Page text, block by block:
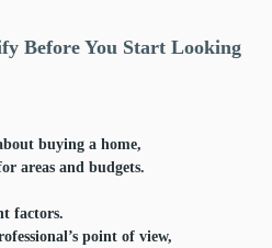
Before You Start Looking
buying a home,
areas and budgets.
factors.
point of view,